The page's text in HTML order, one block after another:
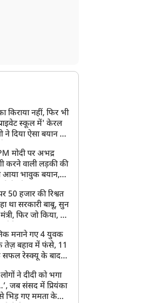
किराया नहीं, फिर भी
स्कूल में' केरल
ने दिया ऐसा बयान की
मोदी पर अभद्र
करने वाली लड़की की
आया भावुक बयान,
गोद लें प्रधानमंत्री
50 हजार की रिश्वत
था सरकारी बाबू, सुन
फिर जो किया, वो
मनाने गए 4 युवक
तेज़ बहाव में फंसे, 11
रेस्क्यू के बाद
ने दीदी को भगा
जब संसद में प्रियंका
भिड़ गए ममता के